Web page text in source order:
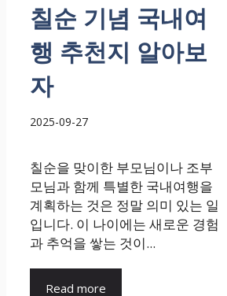
칠순 기념 국내여
행 추천지 알아보
자
2025-09-27
칠순을 맞이한 부모님이나 조부
모님과 함께 특별한 국내여행을
계획하는 것은 정말 의미 있는 일
입니다. 이 나이에는 새로운 경험
과 추억을 쌓는 것이...
Read more